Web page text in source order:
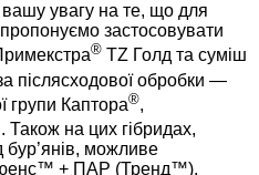
вашу увагу на те, що для
застосовувати
® ТZ Голд та суміш
післясходової обробки —
групи Каптора®,
на цих гібридах,
можливе
+ ПАР (Тренд™).